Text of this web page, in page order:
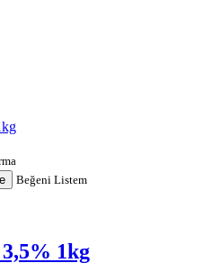
Beğeni Listem
1kg